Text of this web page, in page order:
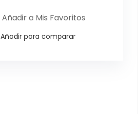
Añadir a Mis Favoritos
Añadir para comparar